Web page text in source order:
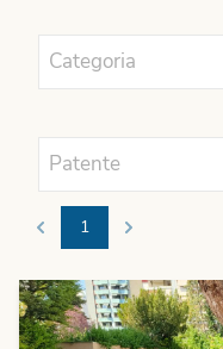
Categoria
Patente
Previous
1 Next